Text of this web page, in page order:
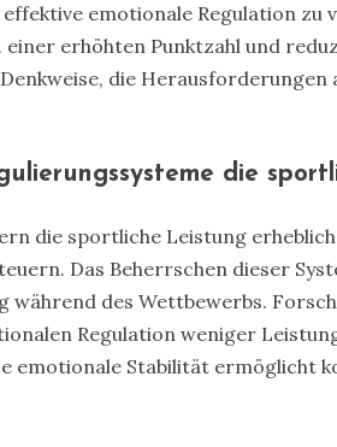
emotionale Regulation zu
einer erhöhten Punktzahl und
die
die
die sportliche Leistung
Das Beherrschen dieser
während des Wettbewerbs.
Regulation weniger
emotionale Stabilität ermöglicht